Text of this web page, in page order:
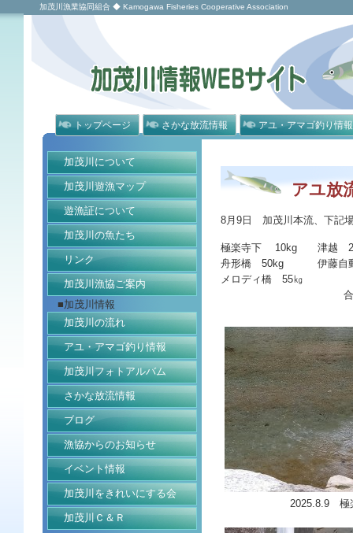
加茂川漁業協同組合 ◆ Kamogawa Fisheries Cooperative Association
トップページ さかな放流情報 アユ・アマゴ釣り情報
加茂川について
加茂川遊漁マップ
遊漁証について
加茂川の魚たち
リンク
加茂川漁協ご案内
■加茂川情報
加茂川の流れ
アユ・アマゴ釣り情報
加茂川フォトアルバム
さかな放流情報
ブログ
漁協からのお知らせ
イベント情報
加茂川をきれいにする会
加茂川Ｃ＆Ｒ
アユ放
8月9日 加茂川本流、下記
極楽寺下 10kg 津越
舟形橋 50kg 伊藤自
メロディ橋 55㎏
合計
2025.8.9 極